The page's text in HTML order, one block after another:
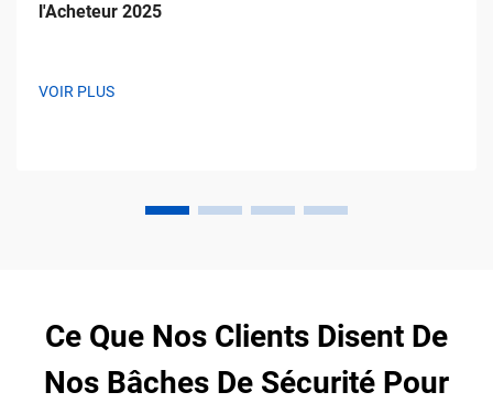
l'Acheteur 2025
VOIR PLUS
Ce Que Nos Clients Disent De
Nos Bâches De Sécurité Pour